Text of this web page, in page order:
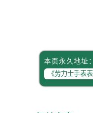
本页永久地址：